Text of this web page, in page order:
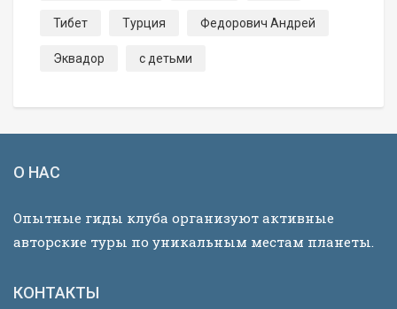
Тибет Турция Федорович Андрей
Эквадор с детьми
О НАС
Опытные гиды клуба организуют активные
авторские туры по уникальным местам планеты.
КОНТАКТЫ